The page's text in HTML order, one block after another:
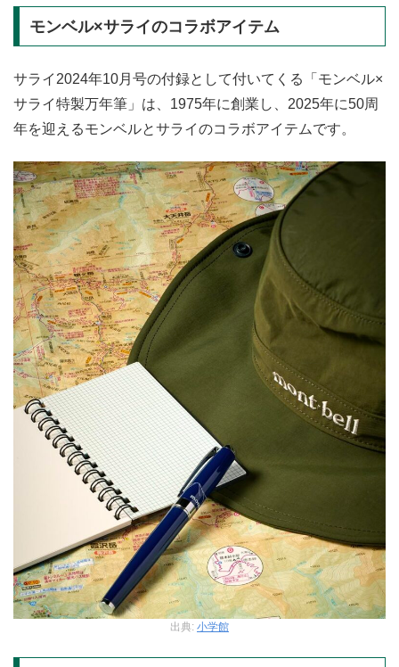
モンベル×サライのコラボアイテム
サライ2024年10月号の付録として付いてくる「モンベル×
サライ特製万年筆」は、1975年に創業し、2025年に50周
年を迎えるモンベルとサライのコラボアイテムです。
出典: 小学館